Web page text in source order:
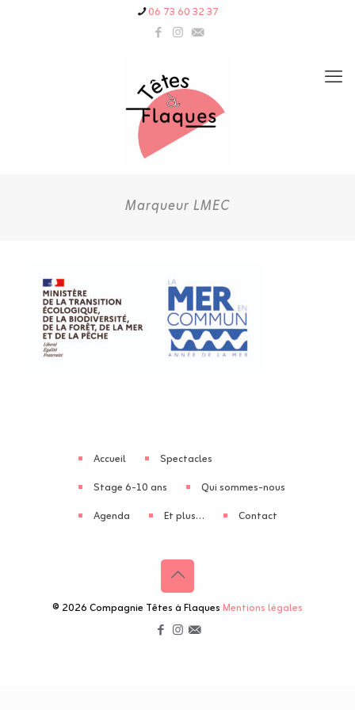
06 73 60 32 37
Marqueur LMEC
Accueil
Spectacles
Stage 6-10 ans
Qui sommes-nous
Agenda
Et plus… Contact
© 2026 Compagnie Têtes à FlaquesMentions légales